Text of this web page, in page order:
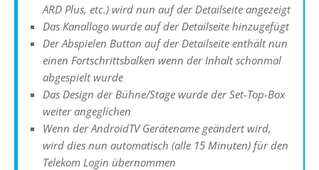
ARD Plus, etc.) wird nun auf der Detailseite angezeigt
Das Kanallogo wurde auf der Detailseite hinzugefügt
Der Abspielen Button auf der Detailseite enthält nun
einen Fortschrittsbalken wenn der Inhalt schonmal
abgespielt wurde
Das Design der Bühne/Stage wurde der Set-Top-Box
weiter angeglichen
Wenn der AndroidTV Gerätename geändert wird,
wird dies nun automatisch (alle 15 Minuten) für den
Telekom Login übernommen